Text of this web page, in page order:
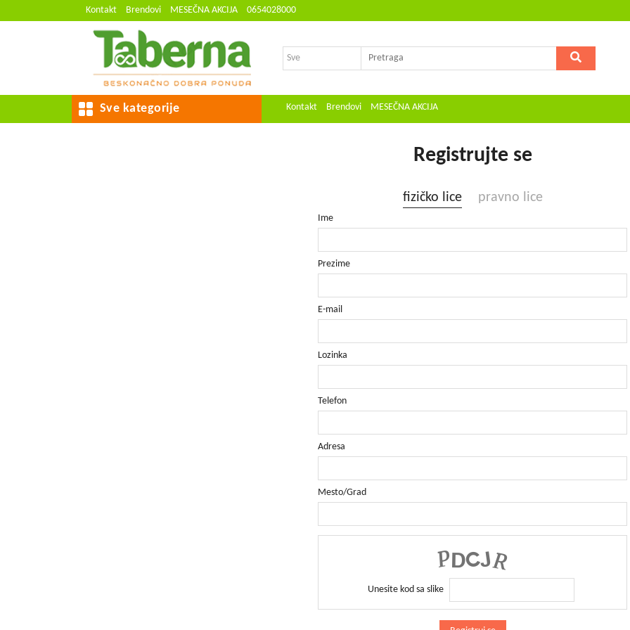
Kontakt Brendovi MESEČNA AKCIJA 0654028000
Sve kategorije Kontakt Brendovi MESEČNA AKCIJA
Registrujte se
fizičko lice pravno lice
Ime
Prezime
E-mail
Lozinka
Telefon
Adresa
Mesto/Grad
Unesite kod sa slike